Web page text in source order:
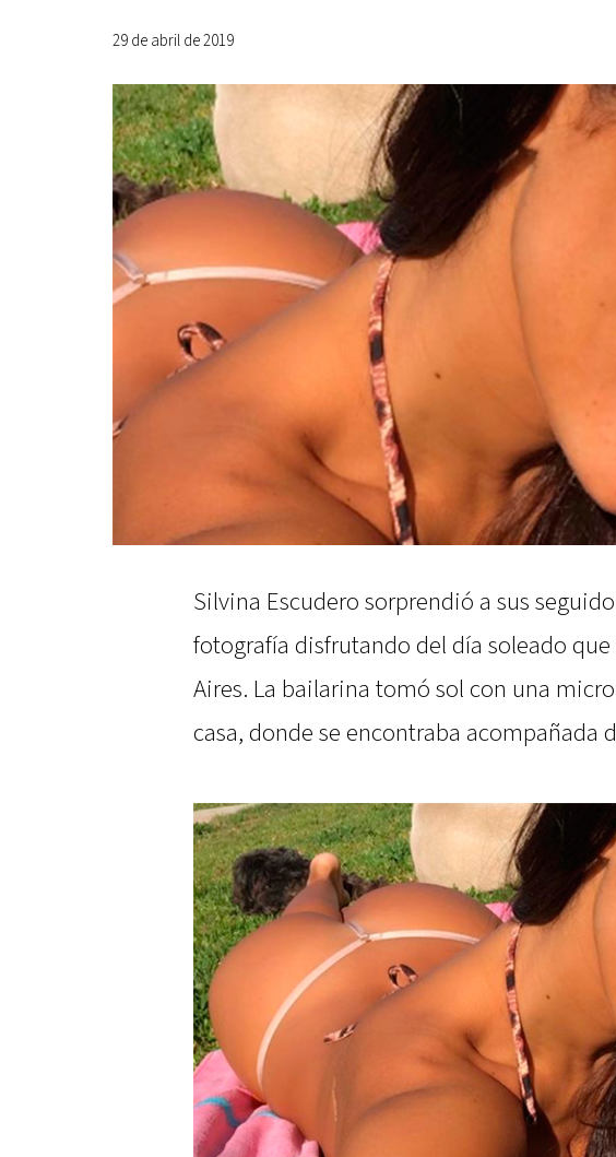
29 de abril de 2019
Silvina Escudero sorprendió a sus
fotografía disfrutando del día soleado
Aires. La bailarina tomó sol con una
casa, donde se encontraba acompañada